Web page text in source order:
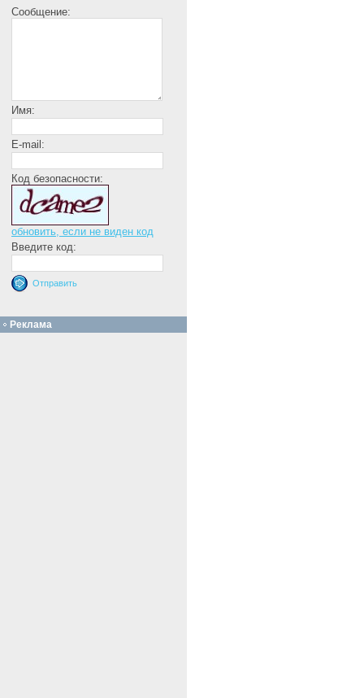
Сообщение:
Имя:
E-mail:
Код безопасности:
обновить, если не виден код
Введите код:
Реклама